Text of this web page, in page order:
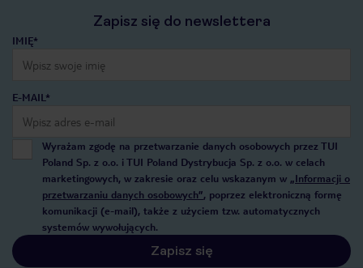
Zapisz się do newslettera
IMIĘ*
E-MAIL*
Wyrażam zgodę na przetwarzanie danych osobowych przez TUI
Poland Sp. z o.o. i TUI Poland Dystrybucja Sp. z o.o. w celach
marketingowych, w zakresie oraz celu wskazanym w „Informacji o
przetwarzaniu danych osobowych”, poprzez elektroniczną formę
komunikacji (e-mail), także z użyciem tzw. automatycznych
systemów wywołujących.
Zapisz się